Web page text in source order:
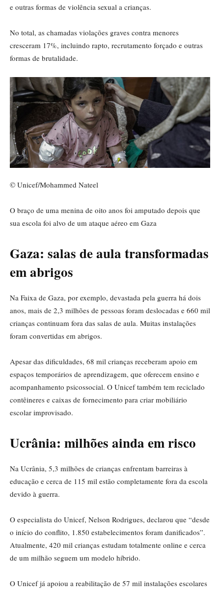
e outras formas de violência sexual a crianças.
No total, as chamadas violações graves contra menores
cresceram 17%, incluindo rapto, recrutamento forçado e outras
formas de brutalidade.
© Unicef/Mohammed Nateel
O braço de uma menina de oito anos foi amputado depois que
sua escola foi alvo de um ataque aéreo em Gaza
Gaza: salas de aula transformadas
em abrigos
Na Faixa de Gaza, por exemplo, devastada pela guerra há dois
anos, mais de 2,3 milhões de pessoas foram deslocadas e 660 mil
crianças continuam fora das salas de aula. Muitas instalações
foram convertidas em abrigos.
Apesar das dificuldades, 68 mil crianças receberam apoio em
espaços temporários de aprendizagem, que oferecem ensino e
acompanhamento psicossocial. O Unicef também tem reciclado
contêineres e caixas de fornecimento para criar mobiliário
escolar improvisado.
Ucrânia: milhões ainda em risco
Na Ucrânia, 5,3 milhões de crianças enfrentam barreiras à
educação e cerca de 115 mil estão completamente fora da escola
devido à guerra.
O especialista do Unicef, Nelson Rodrigues, declarou que “desde
o início do conflito, 1.850 estabelecimentos foram danificados”.
Atualmente, 420 mil crianças estudam totalmente online e cerca
de um milhão seguem um modelo híbrido.
O Unicef já apoiou a reabilitação de 57 mil instalações escolares